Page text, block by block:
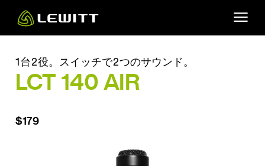
main
1台2役。スイッチで2つのサウンド。
LCT 140 AIR
$179